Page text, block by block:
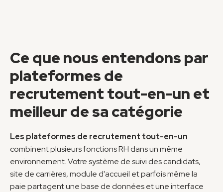
Ce que nous entendons par
plateformes de
recrutement tout-en-un et
meilleur de sa catégorie
Les plateformes de recrutement tout-en-un
combinent plusieurs fonctions RH dans un même
environnement. Votre système de suivi des candidats,
site de carrières, module d'accueil et parfois même la
paie partagent une base de données et une interface